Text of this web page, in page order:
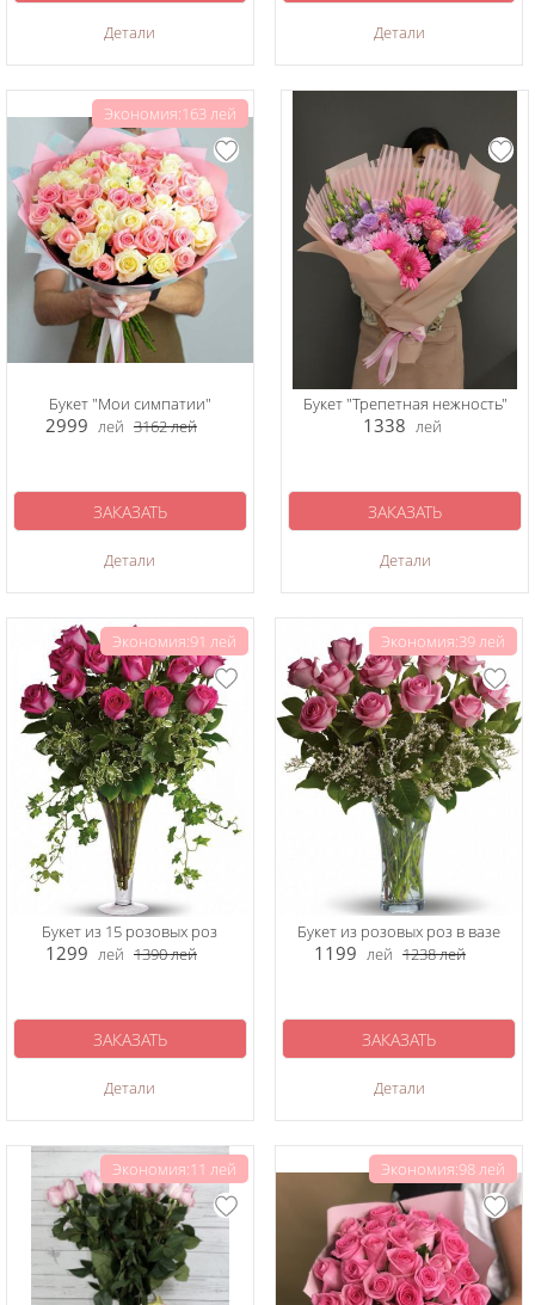
Детали Детали
Экономия:163 лей
Букет "Мои симпатии"
2999 лей 3162лей
Детали
ЗАКАЗАТЬ
Букет "Трепетная нежность"
1338 лей
Детали
ЗАКАЗАТЬ
Экономия:91 лей
Букет из 15 розовых роз
1299 лей 1390лей
Детали
ЗАКАЗАТЬ
Экономия:39 лей
Букет из розовых роз в вазе
1199 лей 1238лей
Детали
ЗАКАЗАТЬ
Экономия:11 лей Экономия:98 лей